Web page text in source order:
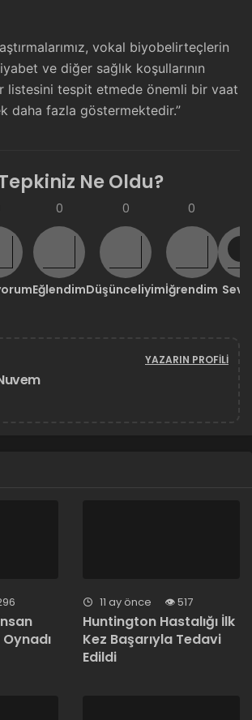
vokal biyobelirteçlerin
ve diğer sağlık koşullarının
listesini tespit etmede önemli bir vaat
daha fazla göstermektedir.”
Ne Oldu?
0
Eğlendim
0
Düşünceliyim
0
İğrendim
YAZARIN PROFILI
11 ay önce 517
Huntington Hastalığı İlk
Kez Başarıyla Tedavi
Edildi